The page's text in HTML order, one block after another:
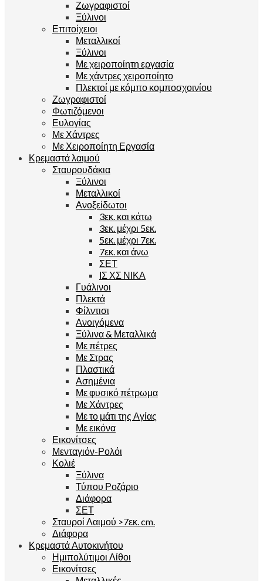
Ζωγραφιστοί
Ξύλινοι
Επιτοίχειοι
Μεταλλικοί
Ξύλινοι
Με χειροποίητη εργασία
Με χάντρες χειροποίητο
Πλεκτοί με κόμπο κομποσχοινίου
Ζωγραφιστοί
Φωτιζόμενοι
Ευλογίας
Με Χάντρες
Με Χειροποίητη Εργασία
Κρεμαστά λαιμού
Σταυρουδάκια
Ξύλινοι
Μεταλλικοί
Ανοξείδωτοι
3εκ. και κάτω
3εκ. μέχρι 5εκ.
5εκ. μέχρι 7εκ.
7εκ. και άνω
ΣΕΤ
ΙΣ ΧΣ ΝΙΚΑ
Γυάλινοι
Πλεκτά
Φίλντισι
Ανοιγόμενα
Ξύλινα & Μεταλλικά
Με πέτρες
Με Στρας
Πλαστικά
Ασημένια
Με φυσικό πέτρωμα
Με Χάντρες
Με το μάτι της Αγίας
Με εικόνα
Εικονίτσες
Μενταγιόν-Ρολόι
Κολιέ
Ξύλινα
Τύπου Ροζάριο
Διάφορα
ΣΕΤ
Σταυροί Λαιμού >7εκ. cm.
Διάφορα
Κρεμαστά Αυτοκινήτου
Ημιπολύτιμοι Λίθοι
Εικονίτσες